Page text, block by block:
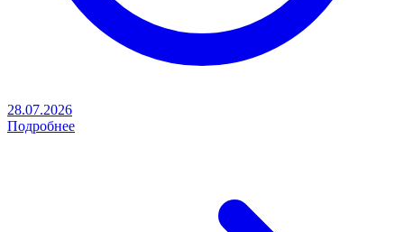
28.07.2026
Подробнее